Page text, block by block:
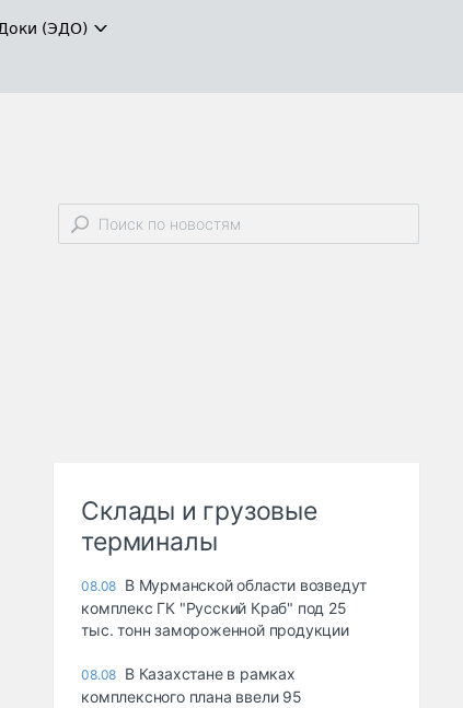
(ЭДО)
Склады и грузовые
терминалы
08.08 В Мурманской области возведут
комплекс ГК "Русский Краб" под 25
тыс. тонн замороженной продукции
08.08 В Казахстане в рамках
комплексного плана ввели 95